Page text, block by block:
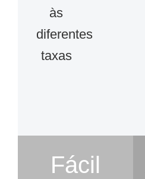
às
diferentes
taxas
Fácil